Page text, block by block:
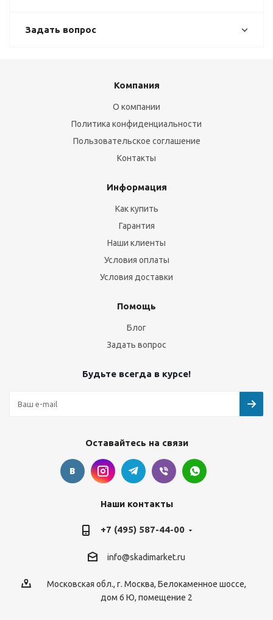
Задать вопрос
Компания
О компании
Политика конфиденциальности
Пользовательское соглашение
Контакты
Информация
Как купить
Гарантия
Наши клиенты
Условия оплаты
Условия доставки
Помощь
Блог
Задать вопрос
Будьте всегда в курсе!
Оставайтесь на связи
Наши контакты
+7 (495) 587-44-00
info@skadimarket.ru
Московская обл., г. Москва, Белокаменное шоссе,
дом 6 Ю, помещение 2